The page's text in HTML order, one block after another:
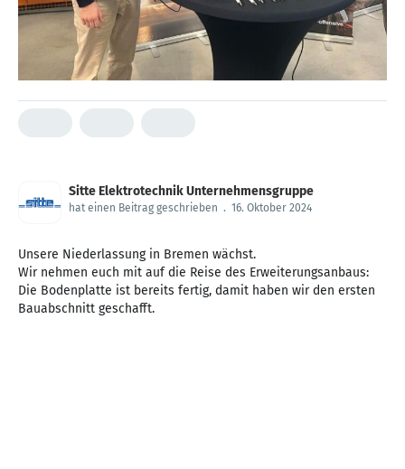
Sitte Elektrotechnik Unternehmensgruppe
hat einen Beitrag geschrieben . 16. Oktober 2024
Unsere Niederlassung in Bremen wächst.
Wir nehmen euch mit auf die Reise des Erweiterungsanbaus:
Die Bodenplatte ist bereits fertig, damit haben wir den ersten
Bauabschnitt geschafft.